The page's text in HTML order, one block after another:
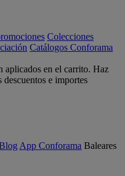
Colecciones
Catálogos Conforama
aplicados en el carrito. Haz
e importes
App Conforama Baleares